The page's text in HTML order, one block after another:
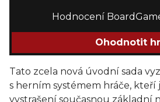
Hodnocení
Ohodnotit
Tato zcela nová úvodní sada
s herním systémem hráče, kteří
vystrašení současnou základní